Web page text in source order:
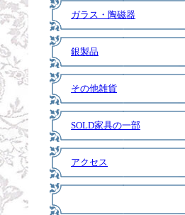
ガラス・陶磁器
銀製品
その他雑貨
SOLD家具の一部
アクセス